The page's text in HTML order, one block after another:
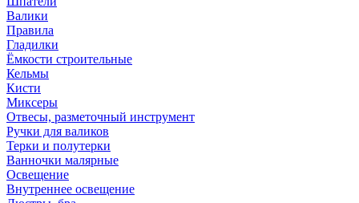
Валики
Правила
Гладилки
Ёмкости строительные
Кельмы
Кисти
Миксеры
Отвесы, разметочный инструмент
Ручки для валиков
Терки и полутерки
Ванночки малярные
Освещение
Внутреннее освещение